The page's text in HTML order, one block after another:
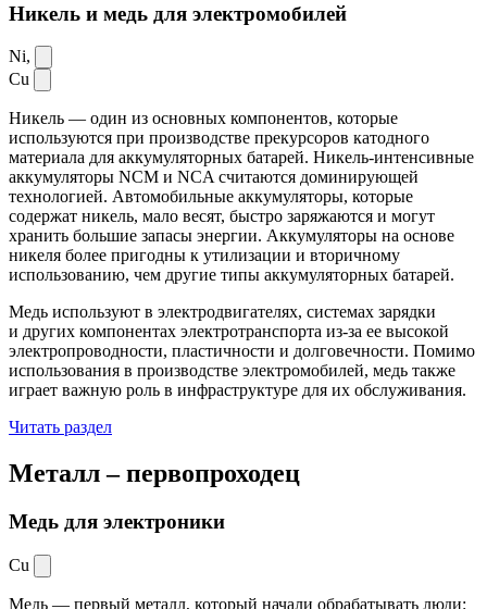
Никель и медь для электромобилей
Ni,
Cu
Никель — один из основных компонентов, которые
используются при производстве прекурсоров катодного
материала для аккумуляторных батарей. Никель-интенсивные
аккумуляторы NCM и NCA считаются доминирующей
технологией. Автомобильные аккумуляторы, которые
содержат никель, мало весят, быстро заряжаются и могут
хранить большие запасы энергии. Аккумуляторы на основе
никеля более пригодны к утилизации и вторичному
использованию, чем другие типы аккумуляторных батарей.
Медь используют в электродвигателях, системах зарядки
и других компонентах электротранспорта из-за ее высокой
электропроводности, пластичности и долговечности. Помимо
использования в производстве электромобилей, медь также
играет важную роль в инфраструктуре для их обслуживания.
Читать раздел
Металл –первопроходец
Медь для электроники
Cu
Медь — первый металл, который начали обрабатывать люди: